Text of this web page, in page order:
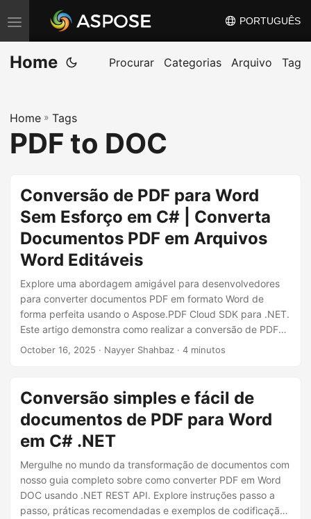
A
l
t
n
a
g
ã
PORTUGUÊS
Home Procurar Categorias Arquivo Tag
Home » Tags
PDF to DOC
Conversão de PDF para Word
Sem Esforço em C# | Converta
Documentos PDF em Arquivos
Word Editáveis
Explore uma abordagem amigável para desenvolvedores
para converter documentos PDF em formato Word de
forma perfeita usando o Aspose.PDF Cloud SDK para .NET.
Este artigo demonstra como realizar a conversão de PDF
para DOC e de PDF para DOCX em C#, permitindo que
precisão.
October 16, 2025 · Nayyer Shahbaz · 4 minutos
Conversão simples e fácil de
documentos de PDF para Word
em C# .NET
Mergulhe no mundo da transformação de documentos com
nosso guia completo sobre como converter PDF em Word
DOC usando .NET REST API. Explore instruções passo a
passo, práticas recomendadas e exemplos de codificação